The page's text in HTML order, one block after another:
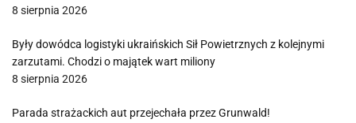
8 sierpnia 2026
Były dowódca logistyki ukraińskich Sił Powietrznych z kolejnymi
zarzutami. Chodzi o majątek wart miliony
8 sierpnia 2026
Parada strażackich aut przejechała przez Grunwald!